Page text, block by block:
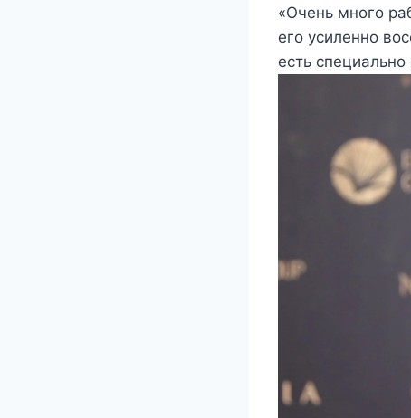
«Oчeнь мнοгο
eгο уcилeннο
ecть